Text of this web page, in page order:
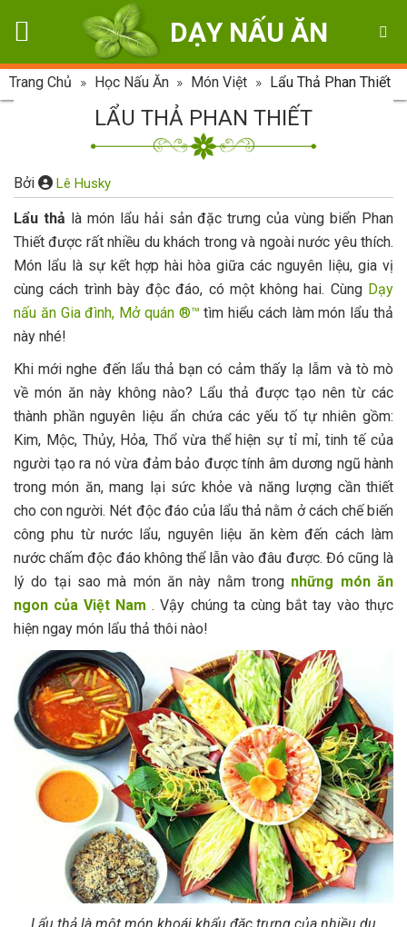
DẠY NẤU ĂN
Trang Chủ » Học Nấu Ăn » Món Việt » Lẩu Thả Phan Thiết
LẨU THẢ PHAN THIẾT
Bởi Lê Husky
Lẩu thả là món lẩu hải sản đặc trưng của vùng biển Phan
Thiết được rất nhiều du khách trong và ngoài nước yêu thích.
Món lẩu là sự kết hợp hài hòa giữa các nguyên liệu, gia vị
cùng cách trình bày độc đáo, có một không hai. Cùng Dạy
nấu ăn Gia đình, Mở quán ®™ tìm hiểu cách làm món lẩu thả
này nhé!
Khi mới nghe đến lẩu thả bạn có cảm thấy lạ lẫm và tò mò
về món ăn này không nào? Lẩu thả được tạo nên từ các
thành phần nguyên liệu ẩn chứa các yếu tố tự nhiên gồm:
Kim, Mộc, Thủy, Hỏa, Thổ vừa thể hiện sự tỉ mỉ, tinh tế của
người tạo ra nó vừa đảm bảo được tính âm dương ngũ hành
trong món ăn, mang lại sức khỏe và năng lượng cần thiết
cho con người. Nét độc đáo của lẩu thả nằm ở cách chế biến
công phu từ nước lẩu, nguyên liệu ăn kèm đến cách làm
nước chấm độc đáo không thể lẫn vào đâu được. Đó cũng là
lý do tại sao mà món ăn này nằm trong những món ăn
ngon của Việt Nam . Vậy chúng ta cùng bắt tay vào thực
hiện ngay món lẩu thả thôi nào!
Lẩu thả là một món khoái khẩu đặc trưng của nhiều du